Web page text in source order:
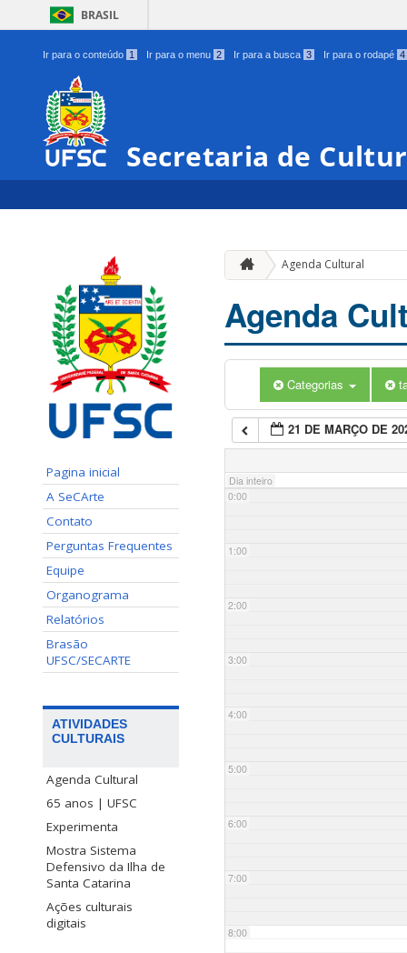
BRASIL
Ir para o conteúdo 1 Ir para o menu 2 Ir para a busca 3 Ir para o rodapé 4
Secretaria de
Pagina inicial
A SeCArte
Contato
Perguntas Frequentes
Equipe
Organograma
Relatórios
Brasão
UFSC/SECARTE
ATIVIDADES
CULTURAIS
Agenda Cultural
65 anos | UFSC
Experimenta
Mostra Sistema
Defensivo da Ilha de
Santa Catarina
Ações culturais
digitais
Agenda Cultural
Agenda
Categorias
21 DE MARÇO DE
Dia inteiro
0:00
1:00
2:00
3:00
4:00
5:00
6:00
7:00
8:00